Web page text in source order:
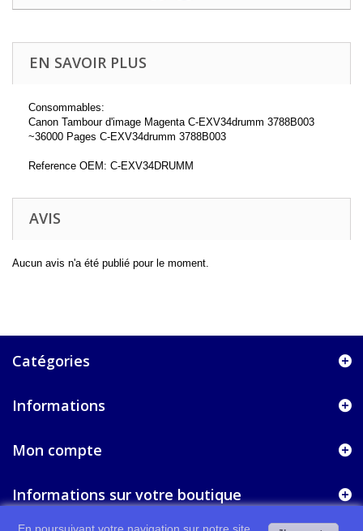
EN SAVOIR PLUS
Consommables:
Canon Tambour d'image Magenta C-EXV34drumm 3788B003
~36000 Pages C-EXV34drumm 3788B003
Reference OEM: C-EXV34DRUMM
AVIS
Aucun avis n'a été publié pour le moment.
Catégories
Informations
Mon compte
Informations sur votre boutique